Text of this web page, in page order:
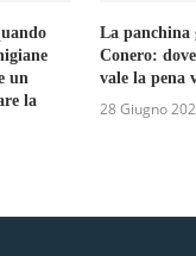
un
la
La panchina
Conero:
vale la pena
28 Giugno